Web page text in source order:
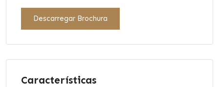
Descarregar Brochura
Características